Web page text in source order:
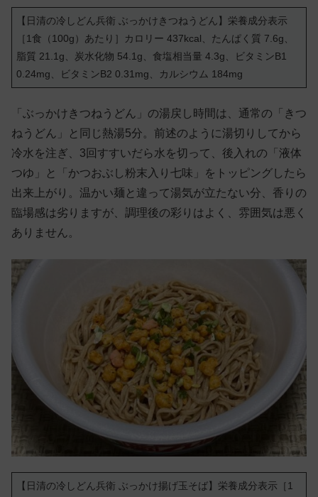
【日清の冷しどん兵衛 ぶっかけきつねうどん】栄養成分表示
［1食（100g）あたり］カロリー 437kcal、たんぱく質 7.6g、
脂質 21.1g、炭水化物 54.1g、食塩相当量 4.3g、ビタミンB1
0.24mg、ビタミンB2 0.31mg、カルシウム 184mg
「ぶっかけきつねうどん」の湯戻し時間は、通常の「きつ
ねうどん」と同じ熱湯5分。前述のように湯切りしてから
冷水を注ぎ、3回すすいだら水を切って、後入れの「液体
つゆ」と「かつおぶし粉末入り七味」をトッピングしたら
出来上がり。温かい麺と違って湯気が立たない分、香りの
臨場感は劣りますが、調理後の彩りはよく、雰囲気は悪く
ありません。
【日清の冷しどん兵衛 ぶっかけ揚げ玉そば】栄養成分表示［1